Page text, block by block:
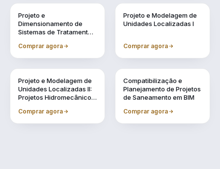
Projeto e
Dimensionamento de
Sistemas de Tratamento
Comprar agora
Projeto e Modelagem de
Unidades Localizadas I
Comprar agora
Projeto e Modelagem de
Unidades Localizadas II:
Projetos Hidromecânicos
Comprar agora
Compatibilização e
Planejamento de Projetos
de Saneamento em BIM
Comprar agora